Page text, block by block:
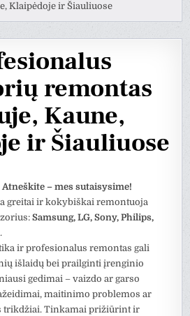
Klaipėdoje ir Šiauliuose
remontas
Kaune,
ir Šiauliuose
– mes sutaisysime!
greitai ir kokybiškai remontuoja
Samsung, LG, Sony, Philips,
ir profesionalus remontas gali
išlaidų bei prailginti įrenginio
gedimai – vaizdo ar garso
maitinimo problemos ar
trikdžiai. Tinkamai prižiūrint ir